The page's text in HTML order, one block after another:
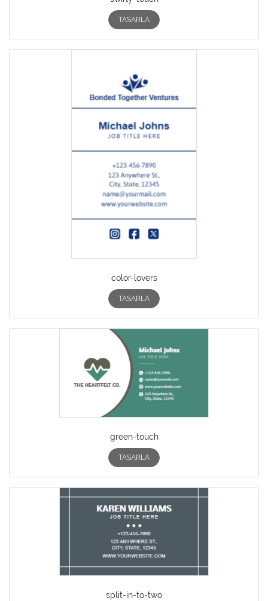
TASARLA
color-lovers
TASARLA
green-touch
TASARLA
split-in-to-two